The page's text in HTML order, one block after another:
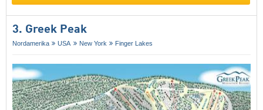
3. Greek Peak
Nordamerika USA New York Finger Lakes